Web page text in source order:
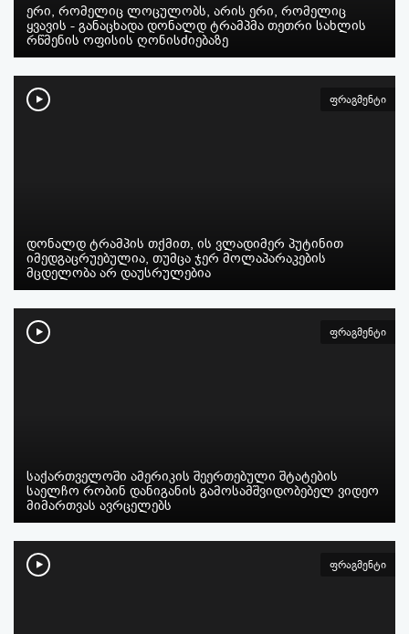
ერი, რომელიც ლოცულობს, არის ერი, რომელიც
ყვავის - განაცხადა დონალდ ტრამპმა თეთრი სახლის
რწმენის ოფისის ღონისძიებაზე
ფრაგმენტი
დონალდ ტრამპის თქმით, ის ვლადიმერ პუტინით
იმედგაცრუებულია, თუმცა ჯერ მოლაპარაკების
მცდელობა არ დაუსრულებია
ფრაგმენტი
საქართველოში ამერიკის შეერთებული შტატების
საელჩო რობინ დანიგანის გამოსამშვიდობებელ ვიდეო
მიმართვას ავრცელებს
ფრაგმენტი